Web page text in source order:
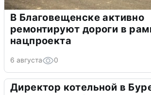
В Благовещенске активно
ремонтируют дороги в
нацпроекта
6 августа 0
Директор котельной в